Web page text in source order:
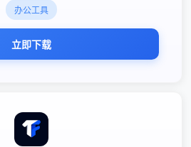
办公工具
立即下载